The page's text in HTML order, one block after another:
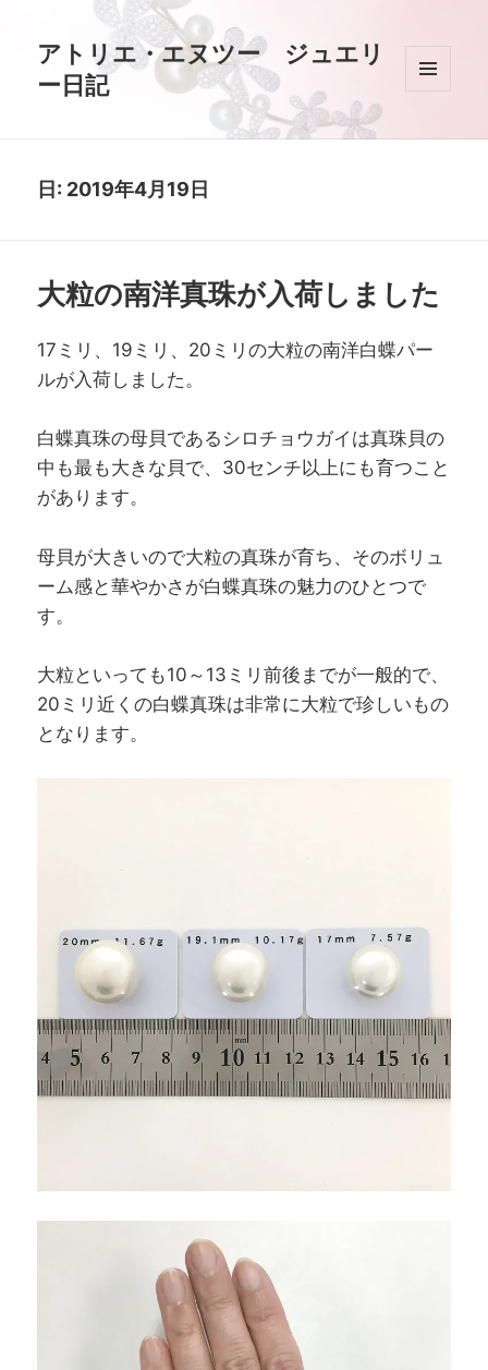
アトリエ・エヌツー ジュエリ
ー日記
ィジェ
日: 2019年4月19日
大粒の南洋真珠が入荷しました
17ミリ、19ミリ、20ミリの大粒の南洋白蝶パー
ルが入荷しました。
白蝶真珠の母貝であるシロチョウガイは真珠貝の
中も最も大きな貝で、30センチ以上にも育つこと
があります。
母貝が大きいので大粒の真珠が育ち、そのボリュ
ーム感と華やかさが白蝶真珠の魅力のひとつで
す。
大粒といっても10～13ミリ前後までが一般的で、
20ミリ近くの白蝶真珠は非常に大粒で珍しいもの
となります。